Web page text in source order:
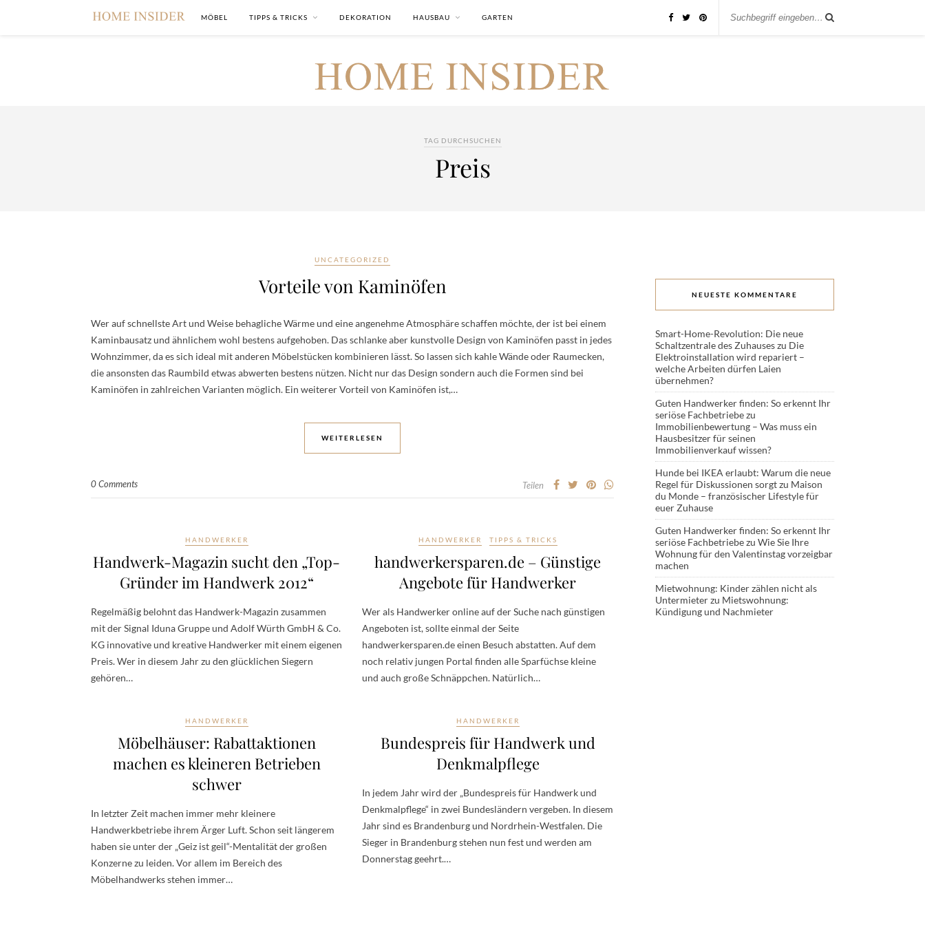
MÖBEL TIPPS & TRICKS DEKORATION HAUSBAU GARTEN
TAG DURCHSUCHEN
Preis
UNCATEGORIZED
Vorteile von Kaminöfen
Wer auf schnellste Art und Weise behagliche Wärme und eine angenehme Atmosphäre schaffen möchte, der ist bei einem
Kaminbausatz und ähnlichem wohl bestens aufgehoben. Das schlanke aber kunstvolle Design von Kaminöfen passt in jedes
Wohnzimmer, da es sich ideal mit anderen Möbelstücken kombinieren lässt. So lassen sich kahle Wände oder Raumecken,
die ansonsten das Raumbild etwas abwerten bestens nützen. Nicht nur das Design sondern auch die Formen sind bei
Kaminöfen in zahlreichen Varianten möglich. Ein weiterer Vorteil von Kaminöfen ist,…
WEITERLESEN
0 Comments Teilen
HANDWERKER
Handwerk-Magazin sucht den „Top-
Gründer im Handwerk 2012“
Regelmäßig belohnt das Handwerk-Magazin zusammen
mit der Signal Iduna Gruppe und Adolf Würth GmbH & Co.
KG innovative und kreative Handwerker mit einem eigenen
Preis. Wer in diesem Jahr zu den glücklichen Siegern
gehören…
HANDWERKER TIPPS & TRICKS
handwerkersparen.de – Günstige
Angebote für Handwerker
Wer als Handwerker online auf der Suche nach günstigen
Angeboten ist, sollte einmal der Seite
handwerkersparen.de einen Besuch abstatten. Auf dem
noch relativ jungen Portal finden alle Sparfüchse kleine
und auch große Schnäppchen. Natürlich…
HANDWERKER
Möbelhäuser: Rabattaktionen
machen es kleineren Betrieben
schwer
In letzter Zeit machen immer mehr kleinere
Handwerkbetriebe ihrem Ärger Luft. Schon seit längerem
haben sie unter der „Geiz ist geil“-Mentalität der großen
Konzerne zu leiden. Vor allem im Bereich des
Möbelhandwerks stehen immer…
HANDWERKER
Bundespreis für Handwerk und
Denkmalpflege
In jedem Jahr wird der „Bundespreis für Handwerk und
Denkmalpflege“ in zwei Bundesländern vergeben. In diesem
Jahr sind es Brandenburg und Nordrhein-Westfalen. Die
Sieger in Brandenburg stehen nun fest und werden am
Donnerstag geehrt.…
NEUESTE KOMMENTARE
Smart-Home-Revolution: Die neue
Schaltzentrale des Zuhauseszu Die
Elektroinstallation wird repariert –
welche Arbeiten dürfen Laien
übernehmen?
Guten Handwerker finden: So erkennt Ihr
seriöse Fachbetriebezu
Immobilienbewertung – Was muss ein
Hausbesitzer für seinen
Immobilienverkauf wissen?
Hunde bei IKEA erlaubt: Warum die neue
Regel für Diskussionen sorgtzu Maison
du Monde – französischer Lifestyle für
euer Zuhause
Guten Handwerker finden: So erkennt Ihr
seriöse Fachbetriebezu Wie Sie Ihre
Wohnung für den Valentinstag vorzeigbar
machen
Mietwohnung: Kinder zählen nicht als
Untermieterzu Mietswohnung:
Kündigung und Nachmieter